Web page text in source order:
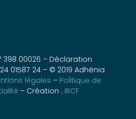
398 00026 – Déclaration
01587 24 – © 2019 Adhénia
légales– Politique de